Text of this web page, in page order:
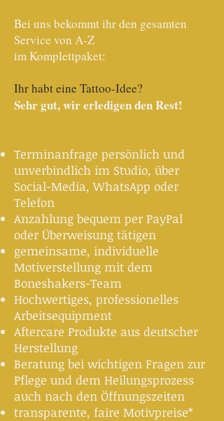
Bei uns bekommt ihr den gesamten
Service von A-Z
im Komplettpaket:
Ihr habt eine Tattoo-Idee?
Sehr gut, wir erledigen den Rest!
Terminanfrage persönlich und
unverbindlich im Studio, über
Social-Media, WhatsApp oder
Telefon
Anzahlung bequem per PayPal
oder Überweisung tätigen
gemeinsame, individuelle
Motiverstellung mit dem
Boneshakers-Team
Hochwertiges, professionelles
Arbeitsequipment
Aftercare Produkte aus deutscher
Herstellung
Beratung bei wichtigen Fragen zur
Pflege und dem Heilungsprozess
auch nach den Öffnungszeiten
transparente, faire Motivpreise*